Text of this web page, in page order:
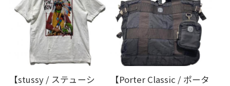
【stussy / ステューシ
【Porter Classic / ポータ